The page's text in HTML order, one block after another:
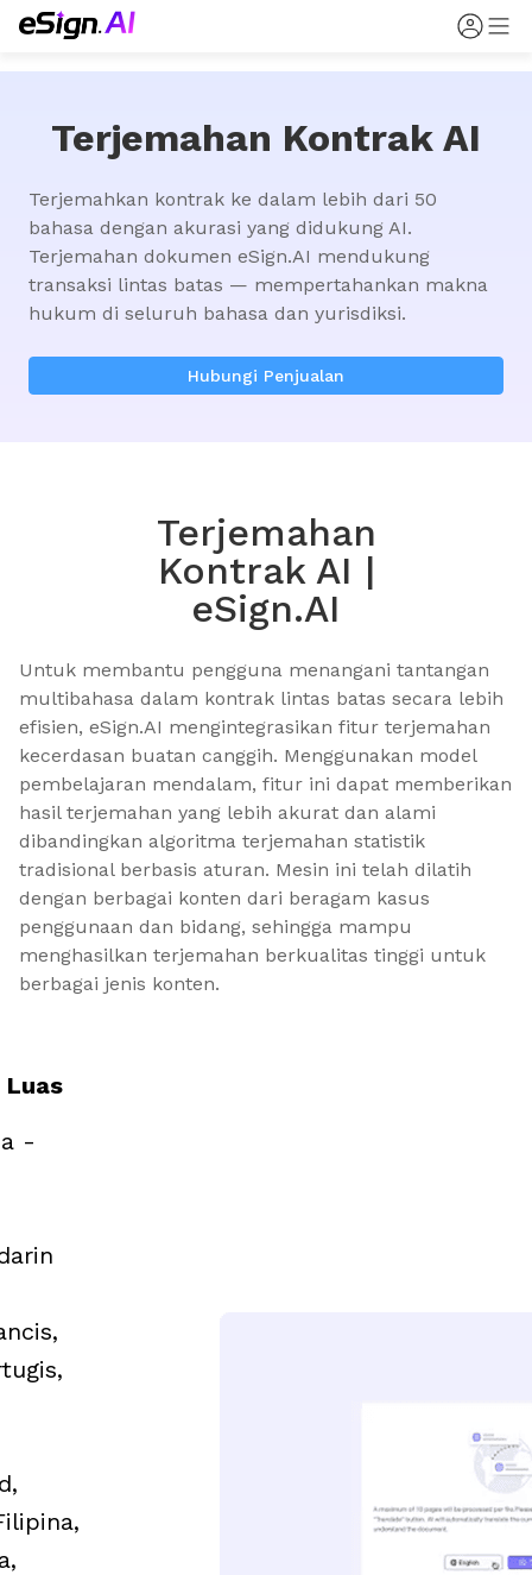
Terjemahan Kontrak AI
Terjemahkan kontrak ke dalam lebih dari 50
bahasa dengan akurasi yang didukung AI.
Terjemahan dokumen eSign.AI mendukung
transaksi lintas batas — mempertahankan makna
hukum di seluruh bahasa dan yurisdiksi.
Hubungi Penjualan
Terjemahan
Kontrak AI |
eSign.AI
Untuk membantu pengguna menangani tantangan
multibahasa dalam kontrak lintas batas secara lebih
efisien, eSign.AI mengintegrasikan fitur terjemahan
kecerdasan buatan canggih. Menggunakan model
pembelajaran mendalam, fitur ini dapat memberikan
hasil terjemahan yang lebih akurat dan alami
dibandingkan algoritma terjemahan statistik
tradisional berbasis aturan. Mesin ini telah dilatih
dengan berbagai konten dari beragam kasus
penggunaan dan bidang, sehingga mampu
menghasilkan terjemahan berkualitas tinggi untuk
berbagai jenis konten.
Luas
-